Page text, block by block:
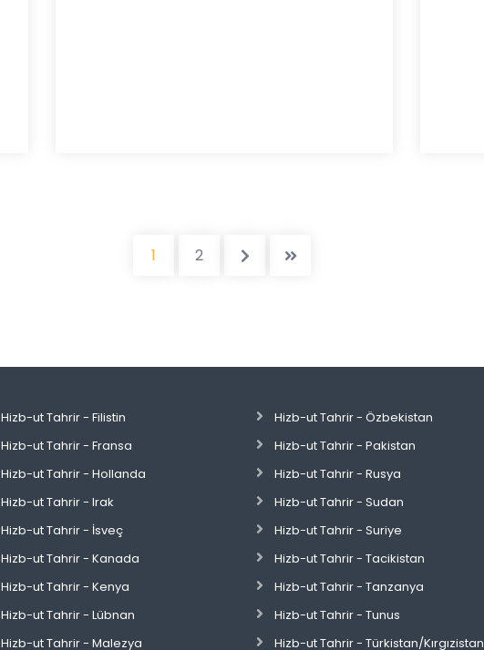
1 2
Hizb-ut Tahrir - Filistin
Hizb-ut Tahrir - Fransa
Hizb-ut Tahrir - Hollanda
Hizb-ut Tahrir - Irak
Hizb-ut Tahrir - İsveç
Hizb-ut Tahrir - Kanada
Hizb-ut Tahrir - Kenya
Hizb-ut Tahrir - Lübnan
Hizb-ut Tahrir - Malezya
Hizb-ut Tahrir - Özbekistan
Hizb-ut Tahrir - Pakistan
Hizb-ut Tahrir - Rusya
Hizb-ut Tahrir - Sudan
Hizb-ut Tahrir - Suriye
Hizb-ut Tahrir - Tacikistan
Hizb-ut Tahrir - Tanzanya
Hizb-ut Tahrir - Tunus
Hizb-ut Tahrir - Türkistan/Kırgızistan